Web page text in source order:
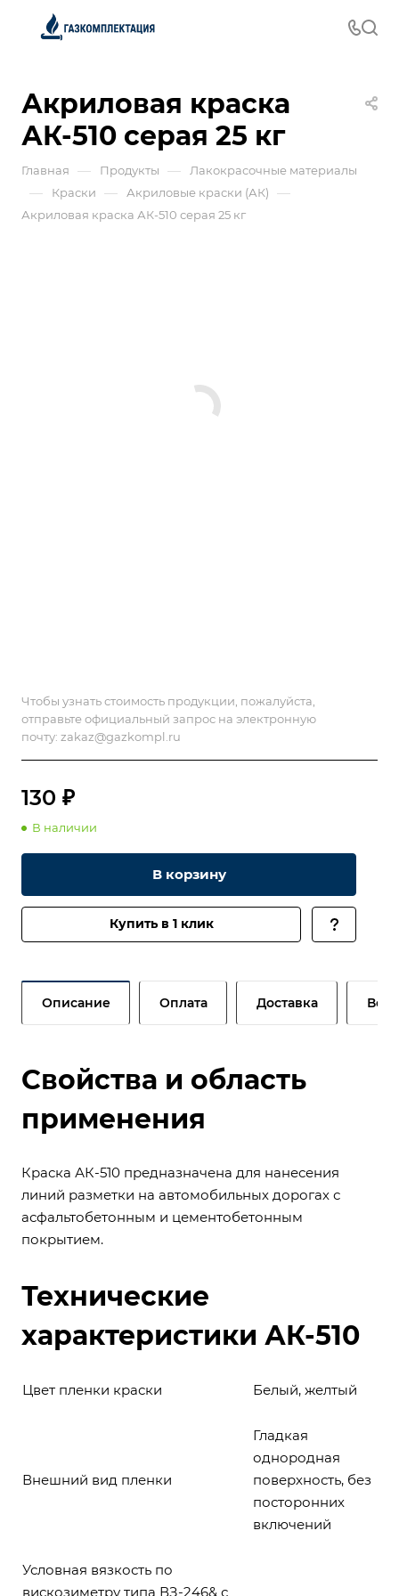
Акриловая краска
АК-510 серая 25 кг
Главная — Продукты — Лакокрасочные материалы
— Краски — Акриловые краски (АК) —
Акриловая краска АК-510 серая 25 кг
Чтобы узнать стоимость продукции, пожалуйста,
отправьте официальный запрос на электронную
почту: zakaz@gazkompl.ru
130 ₽
В наличии
В корзину
Купить в 1 клик
Описание Оплата Доставка
Свойства и область
применения
Краска АК-510 предназначена для нанесения
линий разметки на автомобильных дорогах с
асфальтобетонным и цементобетонным
покрытием.
Технические
характеристики АК-510
Цвет пленки краски Белый, желтый
Внешний вид пленки
Гладкая
однородная
поверхность, без
посторонних
включений
Условная вязкость по
вискозиметру типа ВЗ-246& с